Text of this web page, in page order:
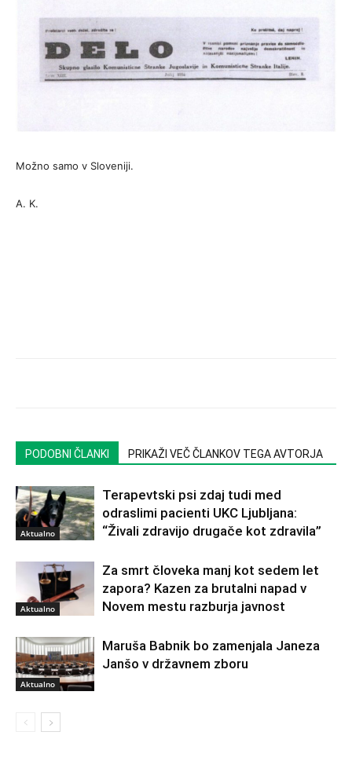
Možno samo v Sloveniji.
A. K.
PODOBNI ČLANKI PRIKAŽI VEČ ČLANKOV TEGA AVTORJA
Aktualno
Terapevtski psi zdaj tudi med
odraslimi pacienti UKC Ljubljana:
“Živali zdravijo drugače kot zdravila”
Aktualno
Za smrt človeka manj kot sedem let
zapora? Kazen za brutalni napad v
Novem mestu razburja javnost
Aktualno
Maruša Babnik bo zamenjala Janeza
Janšo v državnem zboru